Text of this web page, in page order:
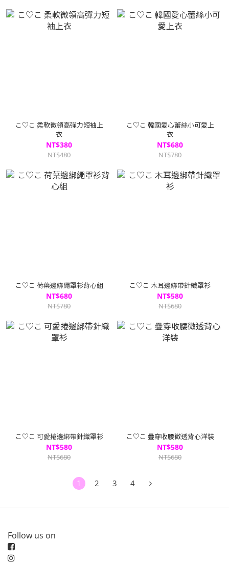
こ♡こ 柔軟微領高彈力短袖上
衣
NT$380
NT$480
こ♡こ 韓國愛心蕾絲小可愛上
衣
NT$680
NT$780
こ♡こ 荷葉邊綁繩罩衫背心組
NT$680
NT$780
こ♡こ 木耳邊綁帶針織罩衫
NT$580
NT$680
こ♡こ 可愛捲邊綁帶針織罩衫
NT$580
NT$680
こ♡こ 疊穿收腰微透背心洋裝
NT$580
NT$680
1 2 3 4
Follow us on